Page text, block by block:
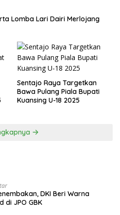
Lomba Lari Dairi Merlojang
Sentajo Raya Targetkan
Bawa Pulang Piala Bupati
Kuansing U-18 2025
DKI Beri Warna
di JPO GBK